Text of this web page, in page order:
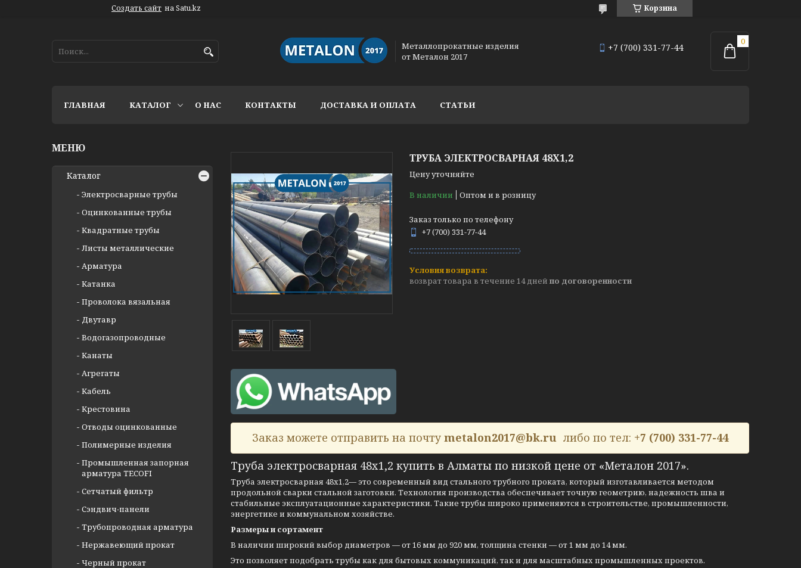
Создать сайт на Satu.kz Корзина
Металлопрокатные изделия
от Металон 2017
+7 (700) 331-77-44
ГЛАВНАЯ КАТАЛОГ О НАС КОНТАКТЫ ДОСТАВКА И ОПЛАТА СТАТЬИ
ТРУБА ЭЛЕКТРОСВАРНАЯ 48Х1,2
Цену уточняйте
В наличии
Оптом и в розницу
Заказ только по телефону
+7 (700) 331-77-44
возврат товара в течение 14 дней по договоренности
Заказ можете отправить на почту metalon2017@bk.ruлибо по тел: +7 (700) 331-77-44
Труба электросварная 48х1,2 купить в Алматы по низкой цене от «Металон 2017».
Труба электросварная 48х1,2— это современный вид стального трубного проката, который изготавливается методом
продольной сварки стальной заготовки. Технология производства обеспечивает точную геометрию, надежность шва и
стабильные эксплуатационные характеристики. Такие трубы широко применяются в строительстве, промышленности,
энергетике и коммунальном хозяйстве.
Размеры и сортамент
В наличии широкий выбор диаметров — от 16 мм до 920 мм, толщина стенки — от 1 мм до 14 мм.
Это позволяет подобрать трубы как для бытовых коммуникаций, так и для масштабных промышленных проектов.
Каталог
Электросварные трубы
Оцинкованные трубы
Квадратные трубы
Листы металлические
Арматура
Катанка
Проволока вязальная
Двутавр
Водогазопроводные
Канаты
Агрегаты
Кабель
Крестовина
Отводы оцинкованные
Полимерные изделия
Промышленная запорная
арматура TECOFI
Сетчатый фильтр
Сэндвич-панели
Трубопроводная арматура
Нержавеющий прокат
Черный прокат